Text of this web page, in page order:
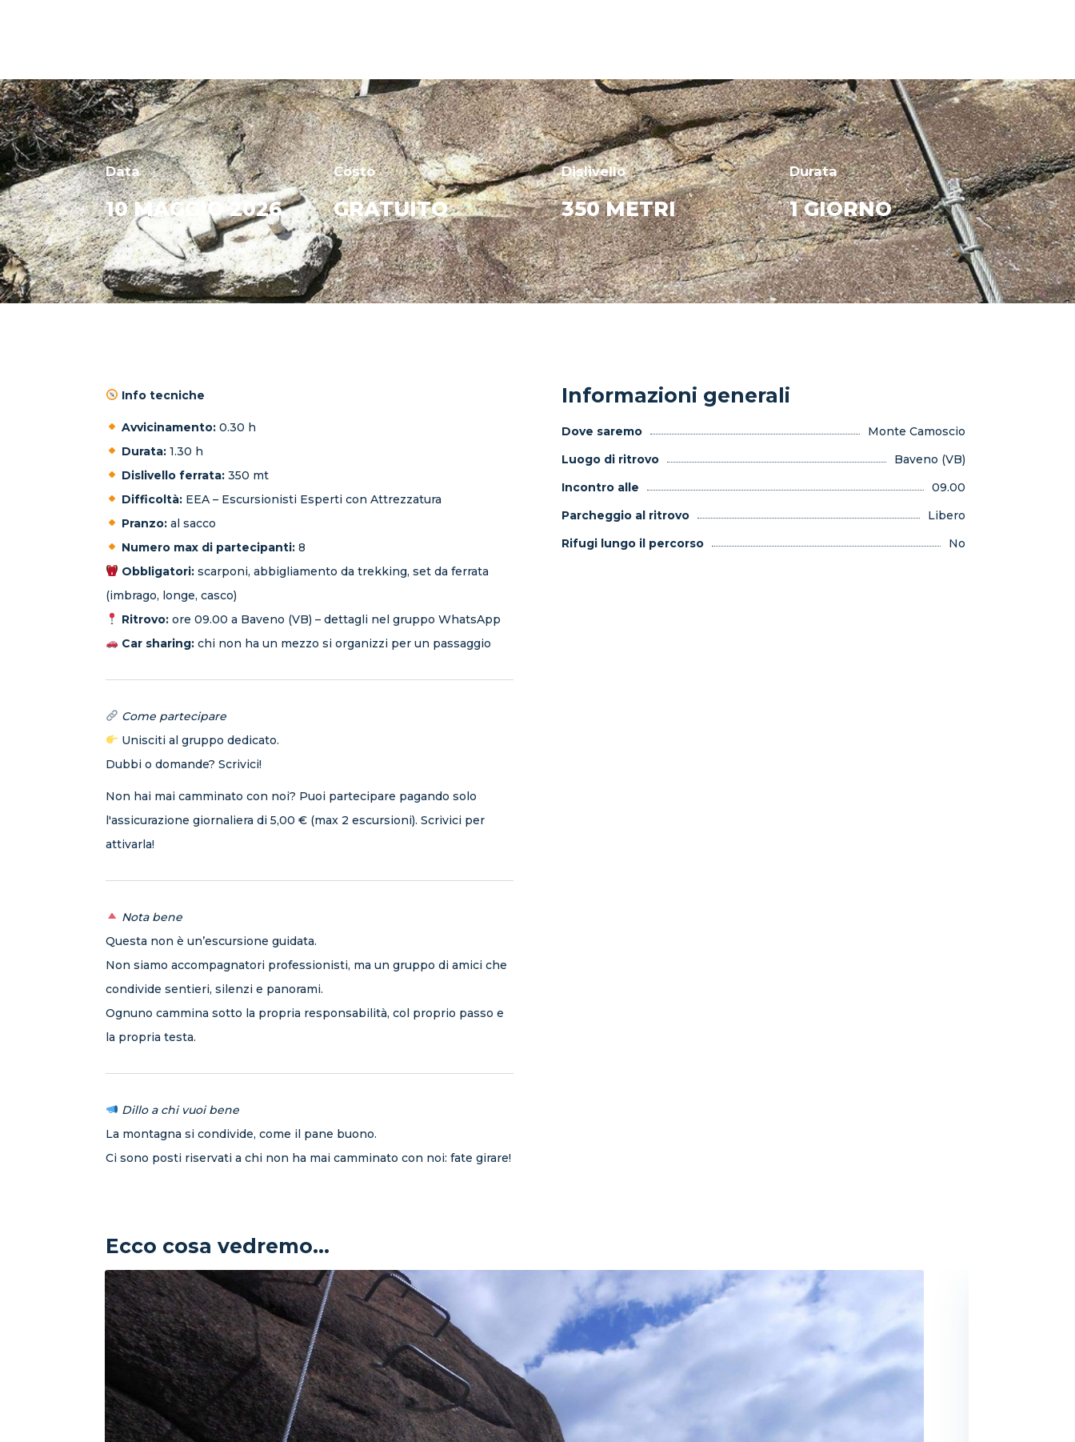
Data
10 MAGGIO 2026
Costo
GRATUITO
Dislivello
350 METRI
Durata
1 GIORNO
Info tecniche
Avvicinamento:0.30 h
Durata:1.30 h
Dislivello ferrata:350 mt
Difficoltà:EEA – Escursionisti Esperti con Attrezzatura
Pranzo:al sacco
Numero max di partecipanti:8
Obbligatori:scarponi, abbigliamento da trekking, set da ferrata
(imbrago, longe, casco)
Ritrovo:ore 09.00 a Baveno (VB) – dettagli nel gruppo WhatsApp
Car sharing:chi non ha un mezzo si organizzi per un passaggio
Come partecipare
Unisciti al gruppo dedicato.
Dubbi o domande? Scrivici!
Non hai mai camminato con noi? Puoi partecipare pagando solo
l'assicurazione giornaliera di 5,00 € (max 2 escursioni). Scrivici per
attivarla!
Nota bene
Questa non è un’escursione guidata.
Non siamo accompagnatori professionisti, ma un gruppo di amici che
condivide sentieri, silenzi e panorami.
Ognuno cammina sotto la propria responsabilità, col proprio passo e
la propria testa.
Dillo a chi vuoi bene
La montagna si condivide, come il pane buono.
Ci sono posti riservati a chi non ha mai camminato con noi: fate girare!
Informazioni generali
Dove saremo
Monte Camoscio
Luogo di ritrovo
Baveno (VB)
Incontro alle
09.00
Parcheggio al ritrovo
Libero
Rifugi lungo il percorso
No
Ecco cosa vedremo...